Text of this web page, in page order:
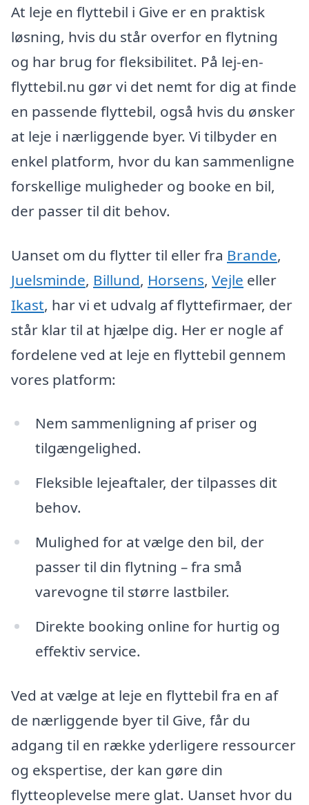
At leje en flyttebil i Give er en praktisk
løsning, hvis du står overfor en flytning
og har brug for fleksibilitet. På lej-en-
flyttebil.nu gør vi det nemt for dig at finde
en passende flyttebil, også hvis du ønsker
at leje i nærliggende byer. Vi tilbyder en
enkel platform, hvor du kan sammenligne
forskellige muligheder og booke en bil,
der passer til dit behov.
Uanset om du flytter til eller fra Brande,
Juelsminde, Billund, Horsens, Vejle eller
Ikast, har vi et udvalg af flyttefirmaer, der
står klar til at hjælpe dig. Her er nogle af
fordelene ved at leje en flyttebil gennem
vores platform:
Nem sammenligning af priser og
tilgængelighed.
Fleksible lejeaftaler, der tilpasses dit
behov.
Mulighed for at vælge den bil, der
passer til din flytning – fra små
varevogne til større lastbiler.
Direkte booking online for hurtig og
effektiv service.
Ved at vælge at leje en flyttebil fra en af
de nærliggende byer til Give, får du
adgang til en række yderligere ressourcer
og ekspertise, der kan gøre din
flytteoplevelse mere glat. Uanset hvor du